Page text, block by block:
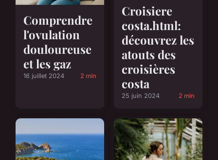
Comprendre
l'ovulation
douloureuse
et les gaz
16 juillet 2024 2 min
Croisiere
costa.html:
découvrez les
atouts des
croisières
costa
25 juin 2024 2 min